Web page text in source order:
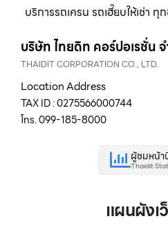
บริการรถเครน รถเฮี๊ยบให้เช่า
บริษัท ไทยดิท คอร์ปอเรชั่น
THAIDIT CORPORATION CO., LTD.
Location Address
TAX ID : 0275566000744
โทร. 099-185-8000
ผู้ชมหน้า
Thaidit
แผนผังเ